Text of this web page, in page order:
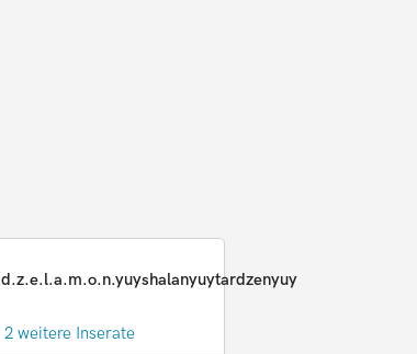
d.z.e.l.a.m.o.n.yuyshalanyuytardzenyuy
2 weitere Inserate